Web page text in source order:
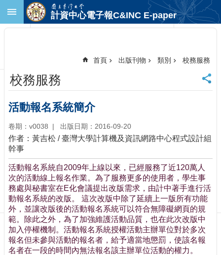
跳到主要內容區塊
首
頁
臺
大
首
頁
計
中
首
頁
聯
絡
資
訊
訂
閱/
計資中心電子報C&INC E-paper
首頁 出版刊物 類別 校務服務
校務服務
活動報名系統簡介
卷期：v0038 出版日期：2016-09-20
作者：黃吉松 / 臺灣大學計算機及資訊網路中心程式設計組
幹事
活動報名系統自2009年上線以來，已經服務了近120萬人
次的活動線上報名作業。為了服務更多的使用者，學生事
務處與秘書室在E化會議提出改版需求，由計中著手進行活
動報名系統的改版。 這次改版中除了延續上一版所有功能
外，並讓改版後的活動報名系統可以符合無障礙網頁的規
範。除此之外，為了加強維護活動品質，也在此次改版中
加入停權機制。活動報名系統授權活動主辦單位對於多次
報名但未參與活動的報名者，給予適當地懲罰，使該名報
名者在一段的時間內無法報名該主辦單位活動的權力。